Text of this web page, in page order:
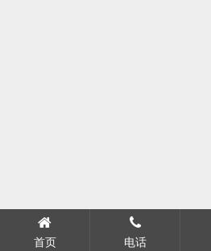
首页 电话